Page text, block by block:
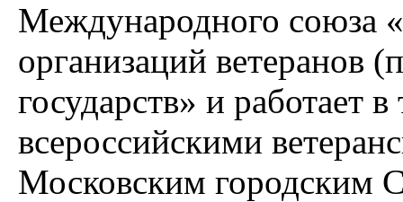
Международного союза
организаций ветеранов
государств» и работает
всероссийскими
Московским городским